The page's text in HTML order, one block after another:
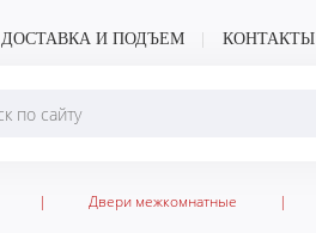
ДОСТАВКА И ПОДЪЕМ КОНТАКТЫ
| Двери межкомнатные |